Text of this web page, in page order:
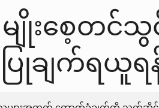
င့် မျိုးစေ့တ
ချက်ရယူ